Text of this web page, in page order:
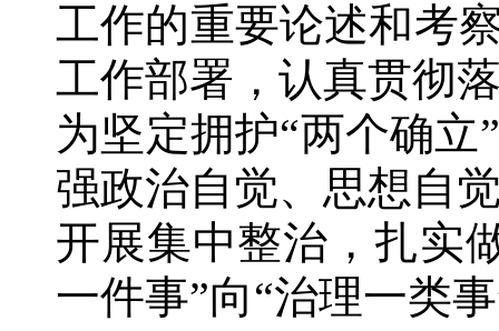
工作的重要论述和考
工作部署，认真贯彻
为坚定拥护“两个确
强政治自觉、思想自
开展集中整治，扎实
一件事”向“治理一类